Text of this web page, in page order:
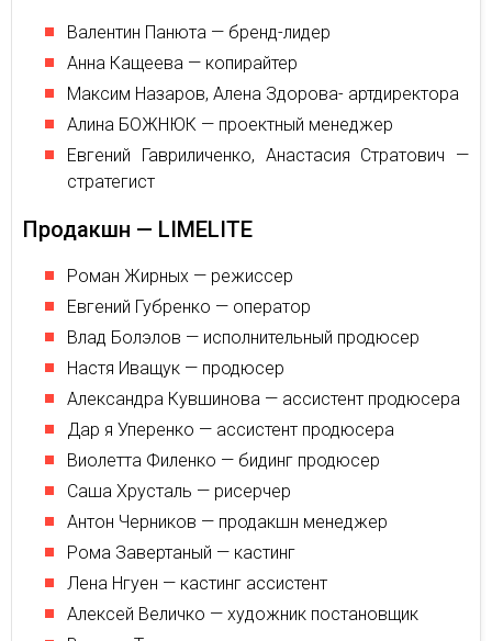
Валентин Панюта — бренд-лидер
Анна Кащеева — копирайтер
Максим Назаров, Алена Здорова- артдиректора
Алина БОЖНЮК — проектный менеджер
Евгений Гавриличенко, Анастасия Стратович —
стратегист
Продакшн — LIMELITE
Роман Жирных — режиссер
Евгений Губренко — оператор
Влад Болэлов — исполнительный продюсер
Настя Иващук — продюсер
Александра Кувшинова — ассистент продюсера
Дар я Уперенко — ассистент продюсера
Виолетта Филенко — бидинг продюсер
Саша Хрусталь — рисерчер
Антон Черников — продакшн менеджер
Рома Завертаный — кастинг
Лена Нгуен — кастинг ассистент
Алексей Величко — художник постановщик